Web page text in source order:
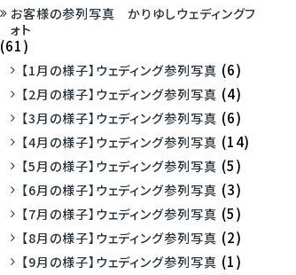
お客様の参列写真 かりゆしウェディングフ
ォト
(61)
【1月の様子】ウェディング参列写真 (6)
【2月の様子】ウェディング参列写真 (4)
【3月の様子】ウェディング参列写真 (6)
【4月の様子】ウェディング参列写真 (14)
【5月の様子】ウェディング参列写真 (5)
【6月の様子】ウェディング参列写真 (3)
【7月の様子】ウェディング参列写真 (5)
【8月の様子】ウェディング参列写真 (2)
【9月の様子】ウェディング参列写真 (1)